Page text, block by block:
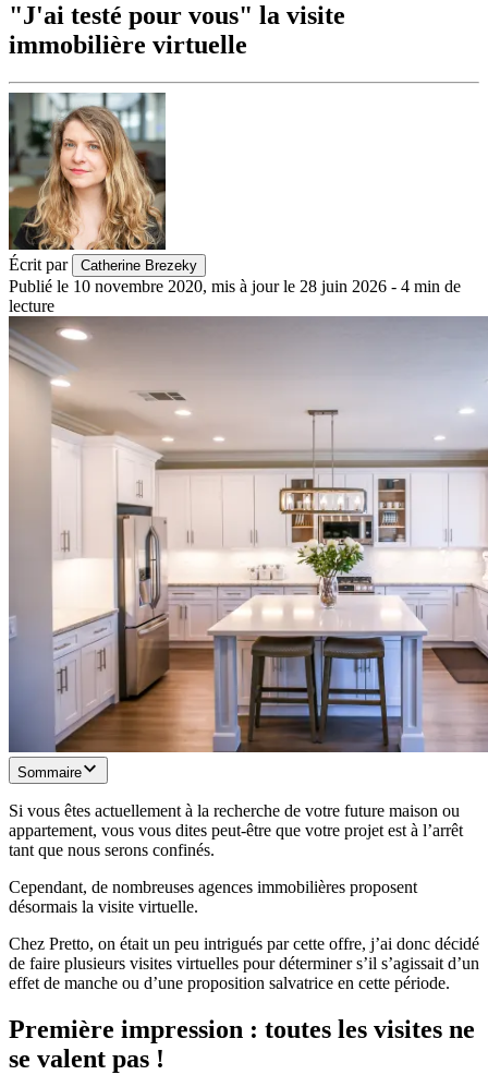
"J'ai testé pour vous" la visite
immobilière virtuelle
Écrit par Catherine Brezeky
Publié le 10 novembre 2020, mis à jour le 28 juin 2026 - 4 min de
lecture
Sommaire
Si vous êtes actuellement à la recherche de votre future maison ou
appartement, vous vous dites peut-être que votre projet est à l’arrêt
tant que nous serons confinés.
Cependant, de nombreuses agences immobilières proposent
désormais la visite virtuelle.
Chez Pretto, on était un peu intrigués par cette offre, j’ai donc décidé
de faire plusieurs visites virtuelles pour déterminer s’il s’agissait d’un
effet de manche ou d’une proposition salvatrice en cette période.
Première impression : toutes les visites ne
se valent pas !